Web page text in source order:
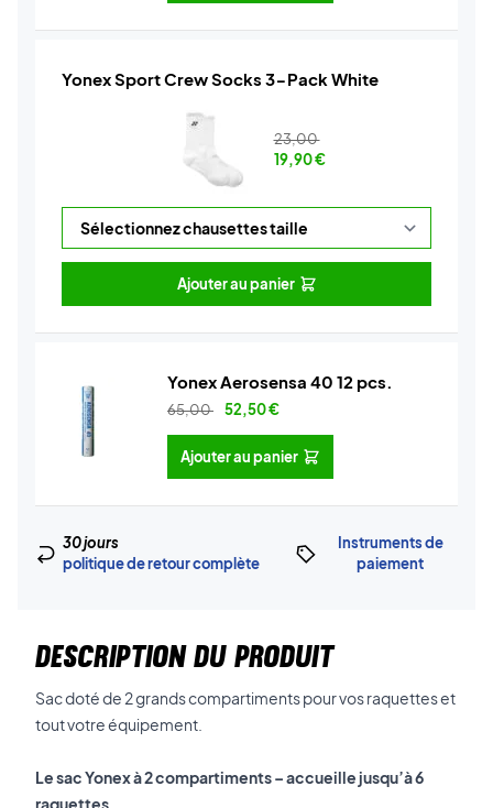
Yonex Sport Crew Socks 3-Pack White
23,00
19,90€
Ajouter au panier
Yonex Aerosensa 40 12 pcs.
65,00 52,50€
Ajouter au panier
30 jours
politique de retour complète
Instruments de
paiement
DESCRIPTION DU PRODUIT
Sac doté de 2 grands compartiments pour vos raquettes et
tout votre équipement.
Le sac Yonex à 2 compartiments – accueille jusqu’à 6
raquettes